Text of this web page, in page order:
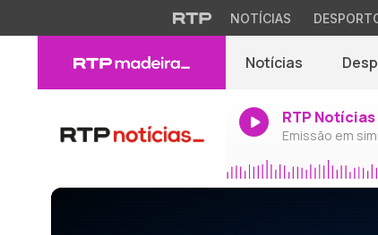
NOTÍCIAS
Notícias
RTP
Emissão em